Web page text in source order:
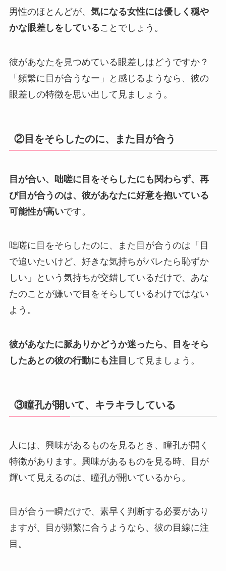
男性のほとんどが、 気になる女性には優しく穏や
かな眼差しをしていることでしょう。
彼があなたを見つめている眼差しはどうですか？
「頻繁に目が合うなー」と感じるようなら、彼の
眼差しの特徴を思い出して見ましょう。
②目をそらしたのに、また目が合う
目が合い、咄嗟に目をそらしたにも関わらず、再
び目が合うのは、彼があなたに好意を抱いている
可能性が高いです。
咄嗟に目をそらしたのに、また目が合うのは「目
で追いたいけど、好きな気持ちがバレたら恥ずか
しい」という気持ちが交錯しているだけで、あな
たのことが嫌いで目をそらしているわけではない
よう。
彼があなたに脈ありかどうか迷ったら、目をそら
したあとの彼の行動にも注目 して見ましょう。
③瞳孔が開いて、キラキラしている
人には、興味があるものを見るとき、瞳孔が開く
特徴があります。興味があるものを見る時、目が
輝いて見えるのは、瞳孔が開いているから。
目が合う一瞬だけで、素早く判断する必要があり
ますが、目が頻繁に合うようなら、彼の目線に注
目。